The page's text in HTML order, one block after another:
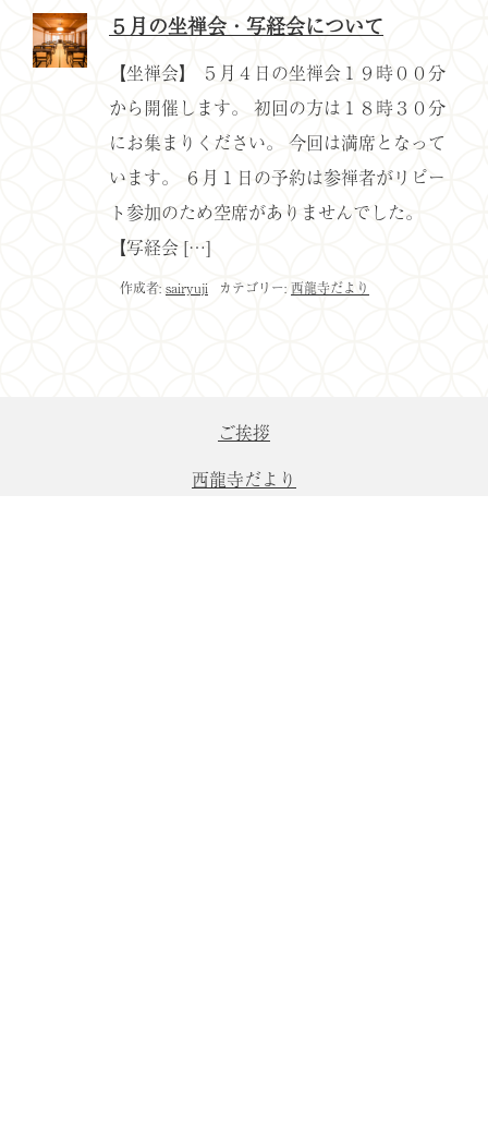
５月の坐禅会・写経会について
【坐禅会】 ５月４日の坐禅会１９時００分
から開催します。 初回の方は１８時３０分
にお集まりください。 今回は満席となって
います。 ６月１日の予約は参禅者がリピー
ト参加のため空席がありませんでした。
【写経会 […]
作成者: sairyuji カテゴリー: 西龍寺だより
ご挨拶
西龍寺だより